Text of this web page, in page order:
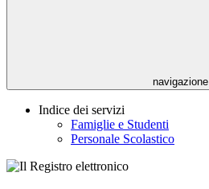
navigazione
Indice dei servizi
Famiglie e Studenti
Personale Scolastico